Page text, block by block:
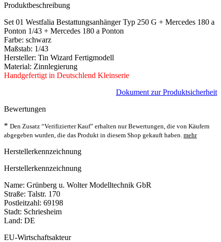
Produktbeschreibung
Set 01 Westfalia Bestattungsanhänger Typ 250 G + Mercedes 180 a
Ponton 1/43 + Mercedes 180 a Ponton
Farbe: schwarz
Maßstab: 1/43
Hersteller: Tin Wizard Fertigmodell
Material: Zinnlegierung
Handgefertigt in Deutschlend Kleinserie
Dokument zur Produktsicherheit
Bewertungen
* Den Zusatz “Verifizierter Kauf” erhalten nur Bewertungen, die von Käufern
abgegeben wurden, die das Produkt in diesem Shop gekauft haben. mehr
Herstellerkennzeichnung
Herstellerkennzeichnung
Name: Grünberg u. Wolter Modelltechnik GbR
Straße: Talstr. 170
Postleitzahl: 69198
Stadt: Schriesheim
Land: DE
EU-Wirtschaftsakteur